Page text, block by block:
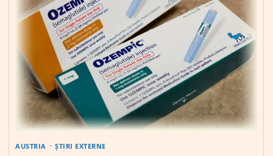
AUSTRIA ȘTIRI EXTERNE